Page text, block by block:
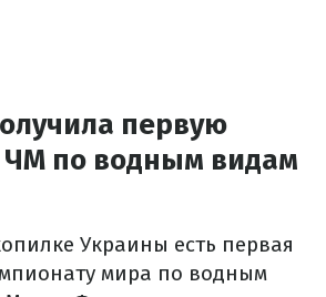
первую
ЧМ по водным видам
Украины есть первая
мира по водным